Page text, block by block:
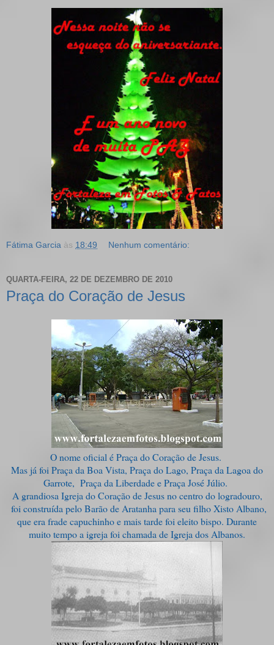
Fátima Garcia às 18:49 Nenhum comentário:
QUARTA-FEIRA, 22 DE DEZEMBRO DE 2010
Praça do Coração de Jesus
O nome oficial é Praça do Coração de Jesus.
Mas já foi Praça da Boa Vista, Praça do Lago, Praça da Lagoa do
Garrote, Praça da Liberdade e Praça José Júlio.
A grandiosa Igreja do Coração de Jesus no centro do logradouro,
foi construída pelo Barão de Aratanha para seu filho Xisto Albano,
que era frade capuchinho e mais tarde foi eleito bispo. Durante
muito tempo a igreja foi chamada de Igreja dos Albanos.